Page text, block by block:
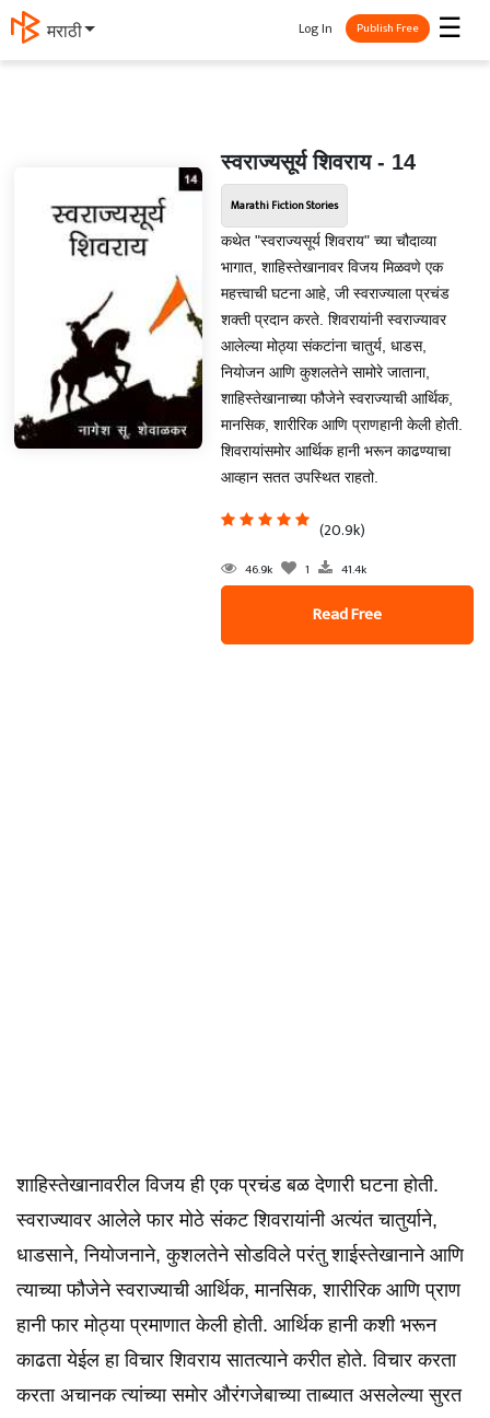
मराठी ☰
Log In Publish Free
स्वराज्यसूर्य शिवराय - 14
Marathi Fiction Stories
कथेत "स्वराज्यसूर्य शिवराय" च्या चौदाव्या
भागात, शाहिस्तेखानावर विजय मिळवणे एक
महत्त्वाची घटना आहे, जी स्वराज्याला प्रचंड
शक्ती प्रदान करते. शिवरायांनी स्वराज्यावर
आलेल्या मोठ्या संकटांना चातुर्य, धाडस,
नियोजन आणि कुशलतेने सामोरे जाताना,
शाहिस्तेखानाच्या फौजेने स्वराज्याची आर्थिक,
मानसिक, शारीरिक आणि प्राणहानी केली होती.
शिवरायांसमोर आर्थिक हानी भरून काढण्याचा
आव्हान सतत उपस्थित राहतो.
(20.9k)
46.9k 1 41.4k
Read Free
शाहिस्तेखानावरील विजय ही एक प्रचंड बळ देणारी घटना होती.
स्वराज्यावर आलेले फार मोठे संकट शिवरायांनी अत्यंत चातुर्याने,
धाडसाने, नियोजनाने, कुशलतेने सोडविले परंतु शाईस्तेखानाने आणि
त्याच्या फौजेने स्वराज्याची आर्थिक, मानसिक, शारीरिक आणि प्राण
हानी फार मोठ्या प्रमाणात केली होती. आर्थिक हानी कशी भरून
काढता येईल हा विचार शिवराय सातत्याने करीत होते. विचार करता
करता अचानक त्यांच्या समोर औरंगजेबाच्या ताब्यात असलेल्या सुरत